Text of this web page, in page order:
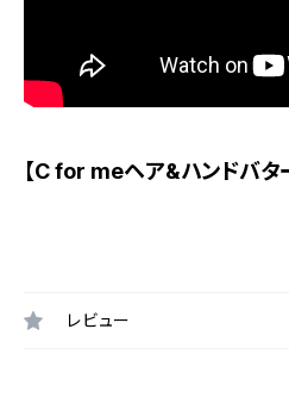
【C for meヘア&ハンドバタ
レビュー